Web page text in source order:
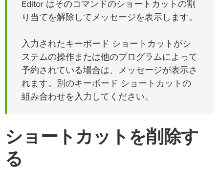
Editor はそのコマンドのショートカットの割
り当てを解除してメッセージを表示します。
入力されたキーボード ショートカットがシ
ステムの操作または他のプログラムによって
予約されている場合は、メッセージが表示さ
れます。別のキーボード ショートカットの
組み合わせを入力してください。
ショートカットを削除す
る